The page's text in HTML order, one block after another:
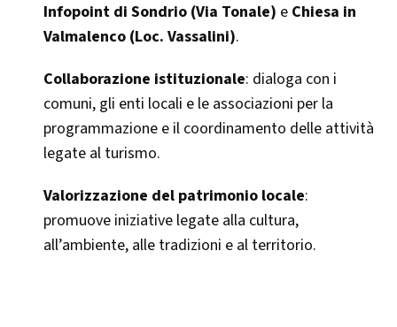
Infopoint di Sondrio (Via Tonale) e Chiesa in
Valmalenco (Loc. Vassalini).
Collaborazione istituzionale: dialoga con i
comuni, gli enti locali e le associazioni per la
programmazione e il coordinamento delle attività
legate al turismo.
Valorizzazione del patrimonio locale:
promuove iniziative legate alla cultura,
all’ambiente, alle tradizioni e al territorio.